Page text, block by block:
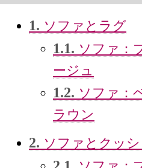
1. ソファとラグ
1.1. ソファ：
ージュ
1.2. ソファ：
ラウン
2. ソファとクッ